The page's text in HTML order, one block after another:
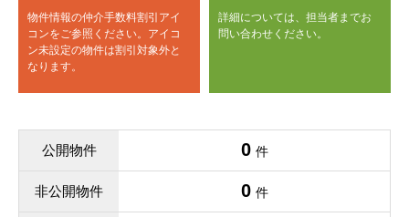
物件情報の仲介手数料割引アイ
コンをご参照ください。 アイコ
ン未設定の物件は割引対象外と
なります。
詳細については、担当者までお
問い合わせください。
公開物件 0 件
非公開物件 0 件